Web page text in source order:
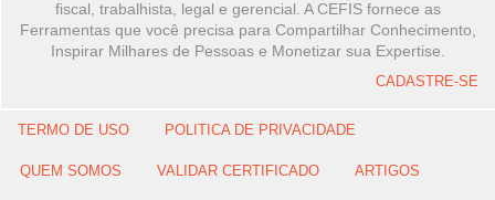
fiscal, trabalhista, legal e gerencial. A CEFIS fornece as
Ferramentas que você precisa para Compartilhar Conhecimento,
Inspirar Milhares de Pessoas e Monetizar sua Expertise.
CADASTRE-SE
TERMO DE USO POLITICA DE PRIVACIDADE
QUEM SOMOS VALIDAR CERTIFICADO ARTIGOS